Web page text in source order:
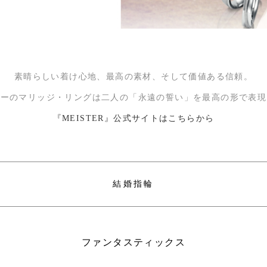
素晴らしい着け心地、最高の素材、そして価値ある信頼。
のマリッジ・リングは二人の「永遠の誓い」を最高の形で表
『MEISTER』公式サイトはこちらから
結婚指輪
ファンタスティックス